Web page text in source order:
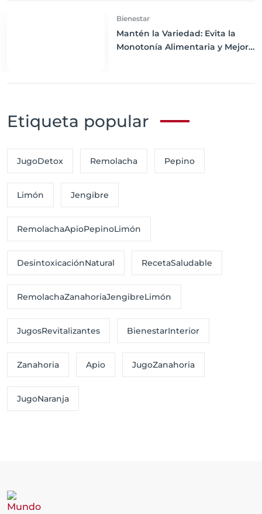
Bienestar
Mantén la Variedad: Evita la
Monotonía Alimentaria y Mejora
Etiqueta popular
JugoDetox Remolacha Pepino
Limón Jengibre
RemolachaApioPepinoLimón
DesintoxicaciónNatural RecetaSaludable
RemolachaZanahoriaJengibreLimón
JugosRevitalizantes BienestarInterior
Zanahoria Apio JugoZanahoria
JugoNaranja